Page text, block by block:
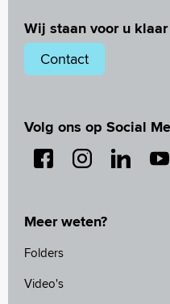
Wij staan voor u klaar
Contact
Volg ons op Social
Meer weten?
Folders
Video's